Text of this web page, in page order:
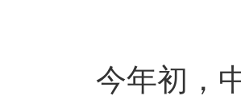
今年初，中